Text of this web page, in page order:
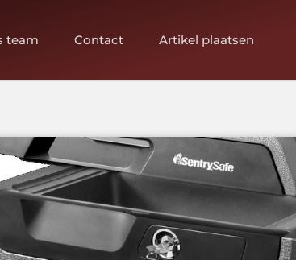
team Contact Artikel plaatsen